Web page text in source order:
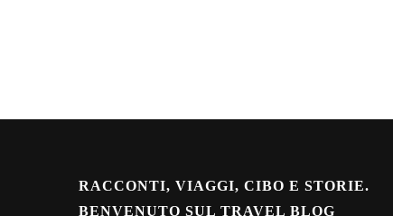
RACCONTI, VIAGGI, CIBO E STORIE.
BENVENUTO SUL TRAVEL BLOG